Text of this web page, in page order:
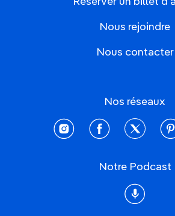
Nous rejoindre
Nous contacter
Nos réseaux
instagramfacebooktwitter
Notre Podcast
Podcast